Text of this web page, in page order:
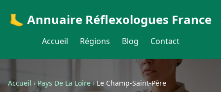
🦶 Annuaire Réflexologues France
Accueil Régions Blog Contact
Accueil ›Pays De La Loire›Le Champ-Saint-Père